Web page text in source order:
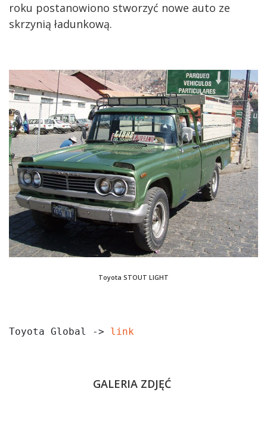
roku postanowiono stworzyć nowe auto ze
skrzynią ładunkową.
Toyota STOUT LIGHT
Toyota Global -> link
GALERIA ZDJĘĆ